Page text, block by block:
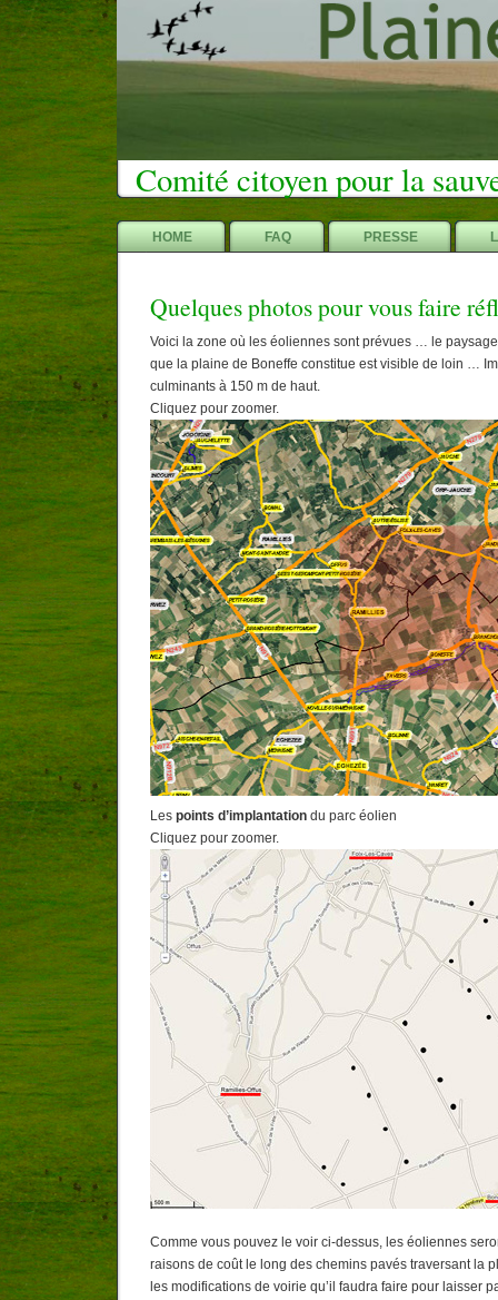
Comité citoyen pour la
HOME FAQ PRESSE
Quelques photos pour vous faire
Voici la zone où les éoliennes sont prévues … le
que la plaine de Boneffe constitue est visible de loin …
culminants à 150 m de haut.
Cliquez pour zoomer.
Les points d’implantation du parc éolien
Cliquez pour zoomer.
Comme vous pouvez le voir ci-dessus, les éoliennes
raisons de coût le long des chemins pavés traversant la
les modifications de voirie qu’il faudra faire pour laisser